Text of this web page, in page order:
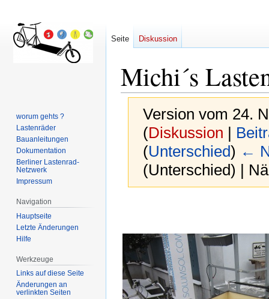
Michi´s
Version vom 24.
(Diskussion |
(Unterschied) ←
(Unterschied) |
Seite Diskussion
worum gehts ?
Lastenräder
Bauanleitungen
Dokumentation
Berliner Lastenrad-
Netzwerk
Impressum
Navigation
Hauptseite
Letzte Änderungen
Hilfe
Werkzeuge
Links auf diese Seite
Änderungen an
verlinkten Seiten